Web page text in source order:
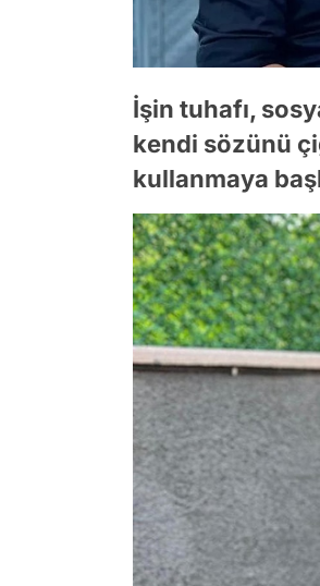
İşin tuhafı,
kendi sözünü
kullanmaya